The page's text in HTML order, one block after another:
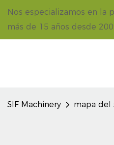
Nos especializamos en la
más de 15 años desde
SIF Machinery mapa del